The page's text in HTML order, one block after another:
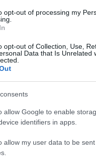
opt-out of processing my
opt-out of Collection, Use,
Data that Is Unrelated
allow Google to enable
identifiers in apps.
allow my user data to be
implantados en el cerebro
filamentos se conectan
El potencial de
a recuperar el
millones de dólares
financiera es